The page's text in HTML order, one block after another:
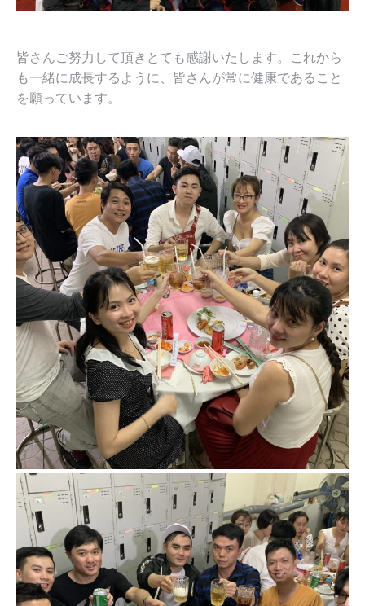
皆さんご努力して頂きとても感謝いたします。これから
も一緒に成長するように、皆さんが常に健康であること
を願っています。